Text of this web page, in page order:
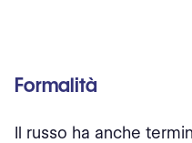
Formalità
Il russo ha anche